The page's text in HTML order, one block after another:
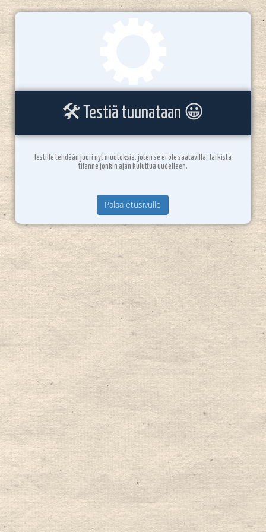
🛠️ Testiä tuunataan 😀
Testille tehdään juuri nyt muutoksia, joten se ei ole saatavilla. Tarkista
tilanne jonkin ajan kuluttua uudelleen.
Palaa etusivulle